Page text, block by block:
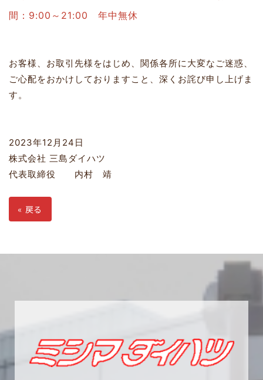
間：9:00～21:00 年中無休
お客様、お取引先様をはじめ、関係各所に大変なご迷惑、
ご心配をおかけしておりますこと、深くお詫び申し上げま
す。
2023年12月24日
株式会社 三島ダイハツ
代表取締役 内村 靖
« 戻る